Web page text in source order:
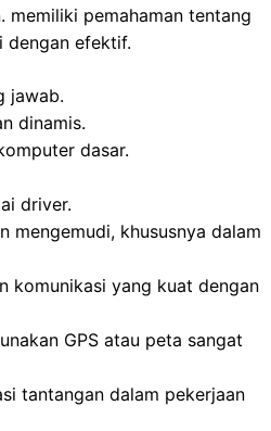
memiliki pemahaman tentang
dengan efektif.
jawab.
dinamis.
dasar.
driver.
mengemudi, khususnya dalam
komunikasi yang kuat dengan
GPS atau peta sangat
tantangan dalam pekerjaan